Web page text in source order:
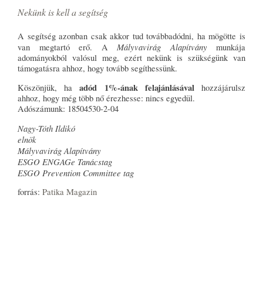
Nekünk is kell a segítség
A segítség azonban csak akkor tud továbbadódni, ha mögötte is
van megtartó erő. A Mályvavirág Alapítványmunkája
adományokból valósul meg, ezért nekünk is szükségünk van
támogatásra ahhoz, hogy tovább segíthessünk.
Köszönjük, haadód 1%-ának felajánlásávalhozzájárulsz
ahhoz, hogy még több nő érezhesse: nincs egyedül.
Adószámunk: 18504530-2-04
Nagy-Tóth Ildikó
elnök
Mályvavirág Alapítvány
ESGO ENGAGe Tanácstag
ESGO Prevention Committee tag
forrás: Patika Magazin